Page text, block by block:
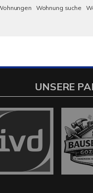
Wohnung suche
UNSERE